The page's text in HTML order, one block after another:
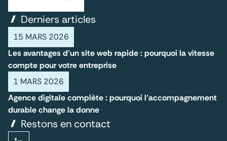
Derniers articles
15 MARS 2026
Les avantages d'un site web rapide : pourquoi la vitesse
compte pour votre entreprise
1 MARS 2026
Agence digitale complète : pourquoi l’accompagnement
durable change la donne
Restons en contact